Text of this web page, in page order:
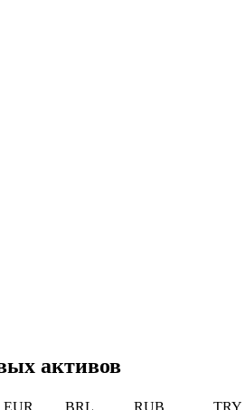
активов
EUR BRL RUB
TRY